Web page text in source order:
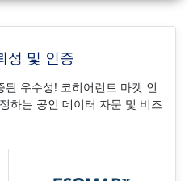
성 및 인증
우수성! 코히어런트 마켓 인
하는 공인 데이터 자문 및 비즈